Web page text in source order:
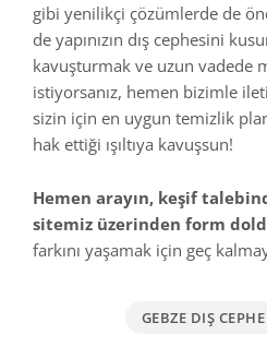
gibi yenilikçi çözümlerde de
de yapınızın dış cephesini
kavuşturmak ve uzun vadede
istiyorsanız, hemen bizimle
sizin için en uygun temizlik
hak ettiği ışıltıya kavuşsun!
Hemen arayın, keşif
sitemiz üzerinden form
farkını yaşamak için geç
GEBZE DIŞ